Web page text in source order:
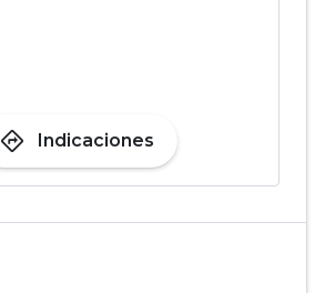
directions Indicaciones